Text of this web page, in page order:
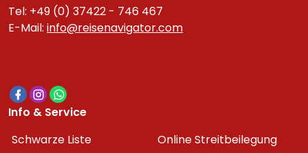
Tel: +49 (0) 37422 - 746 467
E-Mail: info@reisenavigator.com
Info & Service
Schwarze Liste
Online Streitbeilegung